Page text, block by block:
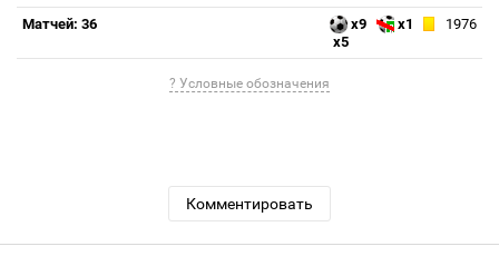
Матчей: 36 x9
x1
x5
1976
? Условные обозначения
Комментировать